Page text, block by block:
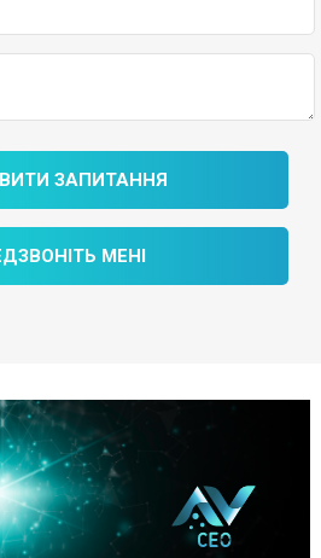
ЗАПИТАННЯ
МЕНІ